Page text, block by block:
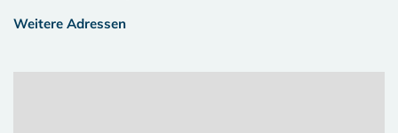
Weitere Adressen